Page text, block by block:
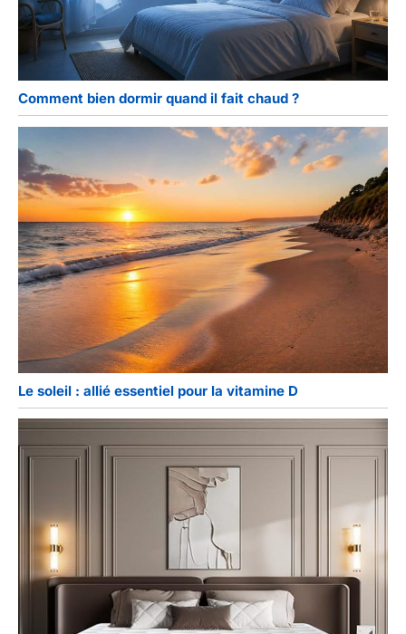
Comment bien dormir quand il fait chaud ?
Le soleil : allié essentiel pour la vitamine D